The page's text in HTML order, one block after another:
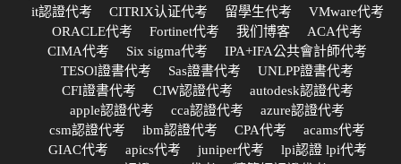
it認證代考
CITRIX认证代考 留學生代考
VMware代考
ORACLE代考
Fortinet代考 我们博客
ACA代考
CIMA代考
Six sigma代考
IPA+IFA公共會計師代考
TESOl證書代考
Sas證書代考
UNLPP證書代考
CFI證書代考
CIW認證代考
autodesk認證代考
apple認證代考
cca認證代考
azure認證代考
csm認證代考
ibm認證代考 CPA代考
acams代考
GIAC代考
apics代考 juniper代考
lpi認證 lpi代考